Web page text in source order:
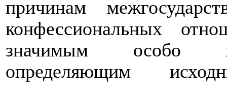
причинам
конфессиональных
значимым особо
определяющим